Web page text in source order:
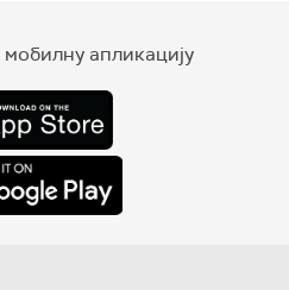
апликацију